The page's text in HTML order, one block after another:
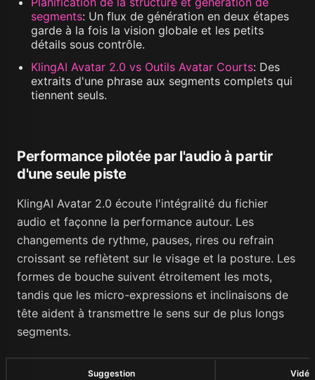
segments: Un flux de génération en deux étapes
garde à la fois la vision globale et les petits
détails sous contrôle.
KlingAI Avatar 2.0 vs Outils Avatar Courts: Des
extraits d'une phrase aux segments complets qui
tiennent seuls.
Performance pilotée par l'audio à partir
d'une seule piste
KlingAI Avatar 2.0 écoute l'intégralité du fichier
audio et façonne la performance autour. Les
changements de rythme, pauses, rires ou refrain
croissant se reflètent sur le visage et la posture. Les
formes de bouche suivent étroitement les mots,
tandis que les micro-expressions et inclinaisons de
tête aident à transmettre le sens sur de plus longs
segments.
Suggestion